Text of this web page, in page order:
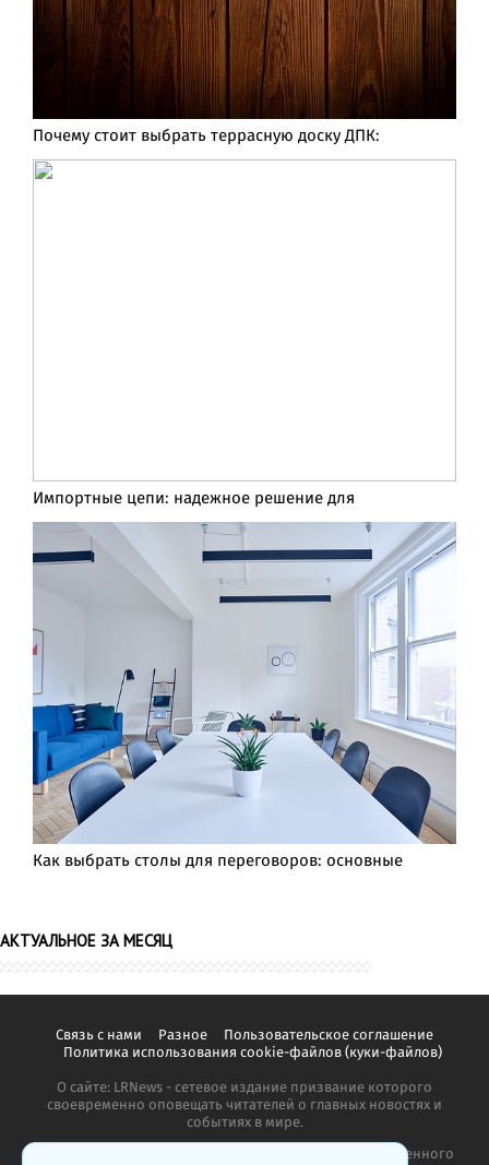
Почему стоит выбрать террасную доску ДПК:
Импортные цепи: надежное решение для
Как выбрать столы для переговоров: основные
АКТУАЛЬНОЕ ЗА МЕСЯЦ
Связь с нами Разное Пользовательское соглашение
Политика использования cookie-файлов (куки-файлов)
О сайте: LRNews - сетевое издание призвание которого
своевременно оповещать читателей о главных новостях и
событиях в мире.
Копирование материалов сайта запрещено без письменного